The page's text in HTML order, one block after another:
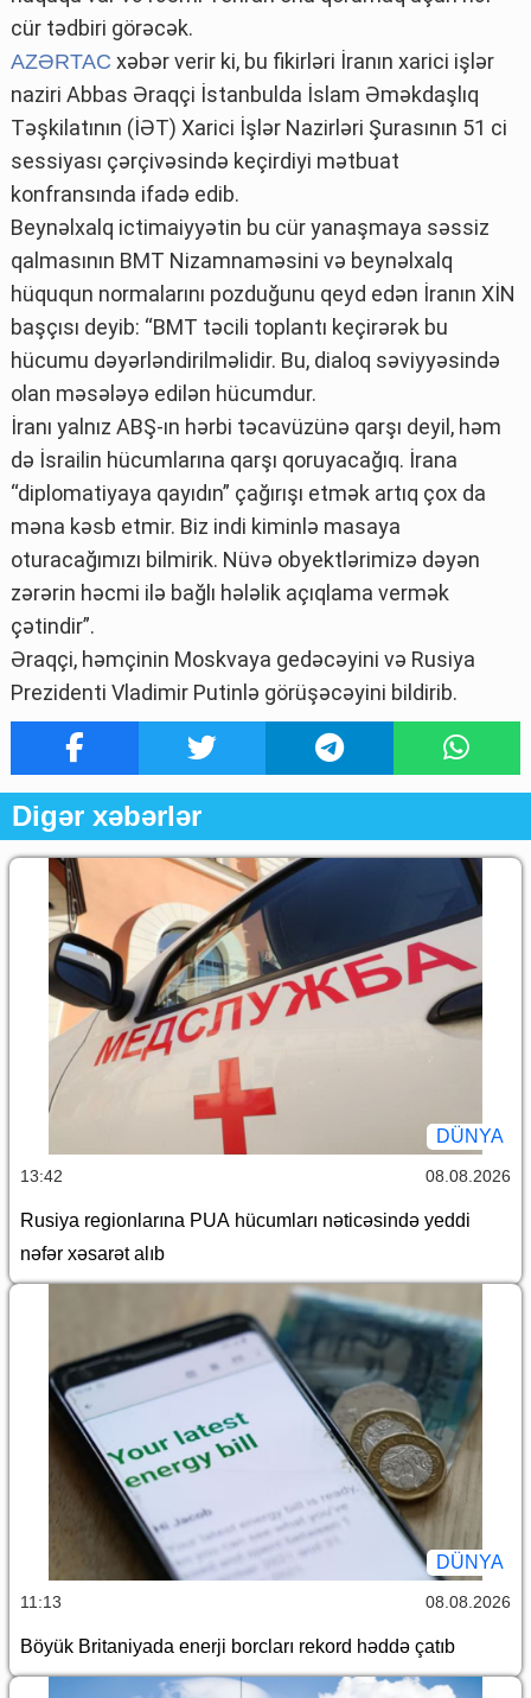
cür tədbiri görəcək.
AZƏRTAC xəbər verir ki, bu fikirləri İranın xarici işlər
naziri Abbas Əraqçi İstanbulda İslam Əməkdaşlıq
Təşkilatının (İƏT) Xarici İşlər Nazirləri Şurasının 51 ci
sessiyası çərçivəsində keçirdiyi mətbuat
konfransında ifadə edib.
Beynəlxalq ictimaiyyətin bu cür yanaşmaya səssiz
qalmasının BMT Nizamnaməsini və beynəlxalq
hüququn normalarını pozduğunu qeyd edən İranın XİN
başçısı deyib: “BMT təcili toplantı keçirərək bu
hücumu dəyərləndirilməlidir. Bu, dialoq səviyyəsində
olan məsələyə edilən hücumdur.
İranı yalnız ABŞ-ın hərbi təcavüzünə qarşı deyil, həm
də İsrailin hücumlarına qarşı qoruyacağıq. İrana
“diplomatiyaya qayıdın” çağırışı etmək artıq çox da
məna kəsb etmir. Biz indi kiminlə masaya
oturacağımızı bilmirik. Nüvə obyektlərimizə dəyən
zərərin həcmi ilə bağlı hələlik açıqlama vermək
çətindir”.
Əraqçi, həmçinin Moskvaya gedəcəyini və Rusiya
Prezidenti Vladimir Putinlə görüşəcəyini bildirib.
Digər xəbərlər
DÜNYA
13:42 08.08.2026
Rusiya regionlarına PUA hücumları nəticəsində yeddi
nəfər xəsarət alıb
DÜNYA
11:13 08.08.2026
Böyük Britaniyada enerji borcları rekord həddə çatıb